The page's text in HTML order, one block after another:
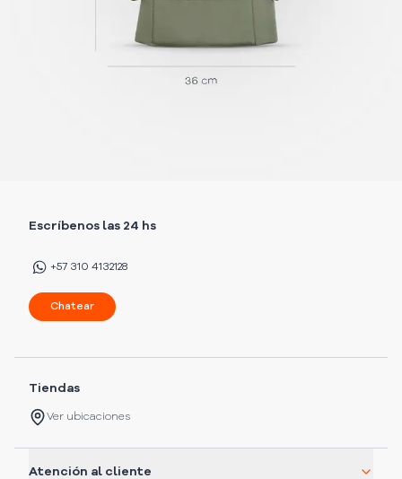
Escríbenos las 24 hs
+57 310 4132128
Chatear
Tiendas
Ver ubicaciones
Atención al cliente